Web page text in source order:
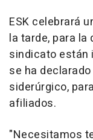
ESK celebrará
la tarde, para
sindicato están
se ha
siderúrgico,
afiliados.
"Necesitamos